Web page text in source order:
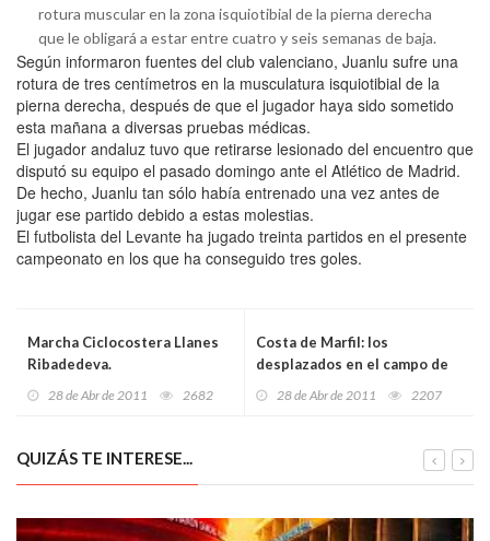
rotura muscular en la zona isquiotibial de la pierna derecha
que le obligará a estar entre cuatro y seis semanas de baja.
Según informaron fuentes del club valenciano, Juanlu sufre una
rotura de tres centímetros en la musculatura isquiotibial de la
pierna derecha, después de que el jugador haya sido sometido
esta mañana a diversas pruebas médicas.
El jugador andaluz tuvo que retirarse lesionado del encuentro que
disputó su equipo el pasado domingo ante el Atlético de Madrid.
De hecho, Juanlu tan sólo había entrenado una vez antes de
jugar ese partido debido a estas molestias.
El futbolista del Levante ha jugado treinta partidos en el presente
campeonato en los que ha conseguido tres goles.
Marcha Ciclocostera Llanes
Ribadedeva.
28 de Abr de 2011 2682
Costa de Marfil: los
desplazados en el campo de
28 de Abr de 2011 2207
QUIZÁS TE INTERESE...